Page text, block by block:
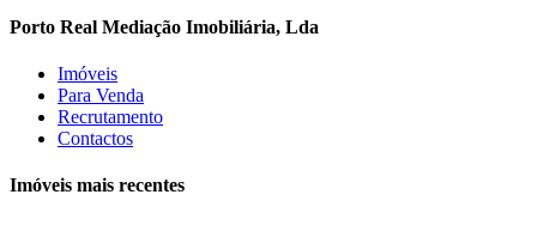
Porto Real Mediação Imobiliária, Lda
Imóveis
Para Venda
Recrutamento
Contactos
Imóveis mais recentes